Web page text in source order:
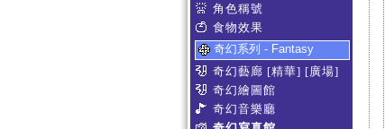
角色稱號
食物效果
奇幻系列 - Fantasy
奇幻藝廊 [精華] [廣場]
奇幻繪圖館
奇幻音樂廳